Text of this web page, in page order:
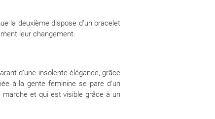
la deuxième dispose d’un bracelet
leur changement.
d’une insolente élégance, grâce
à la gente féminine se pare d’un
et qui est visible grâce à un